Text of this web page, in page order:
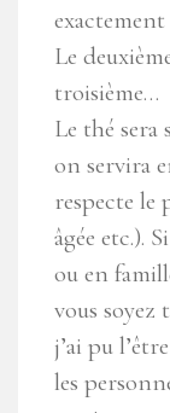
exactement
Le
troisième…
Le thé sera
on servira
respecte le
âgée etc.).
ou en
vous soyez
j’ai pu
les